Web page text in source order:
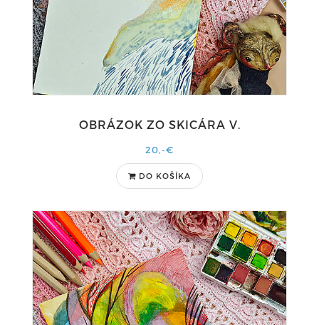
OBRÁZOK ZO SKICÁRA V.
20,-€
DO KOŠÍKA